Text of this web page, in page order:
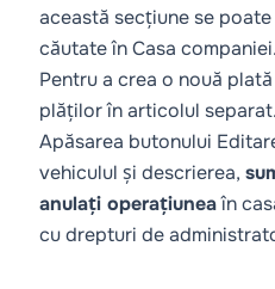
această secțiune se
căutate în Casa companiei.
Pentru a crea o nouă
plăților înarticolul separat.
Apăsarea butonului
vehiculul și descrierea,
anulați operațiuneaîn
cu drepturi de